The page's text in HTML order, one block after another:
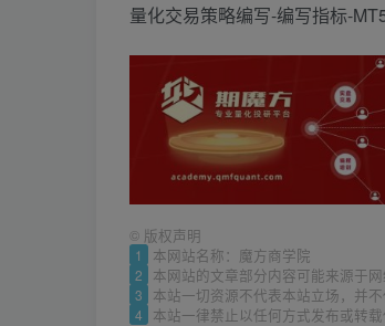
量化交易策略编写-编写指标-
© 版权声明
1 本网站名称：魔方商学院
2 本网站的文章部分内容可能来源于
3 本站一切资源不代表本站立场，并
4
本站一律禁止以任何方式发布或转